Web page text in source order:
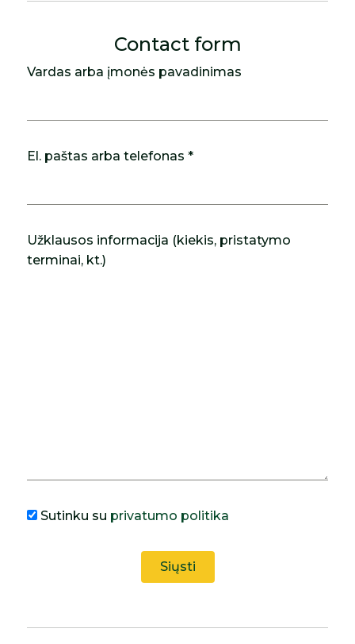
Contact form
Vardas arba įmonės pavadinimas
El. paštas arba telefonas *
Užklausos informacija (kiekis, pristatymo
terminai, kt.)
Sutinku su privatumo politika